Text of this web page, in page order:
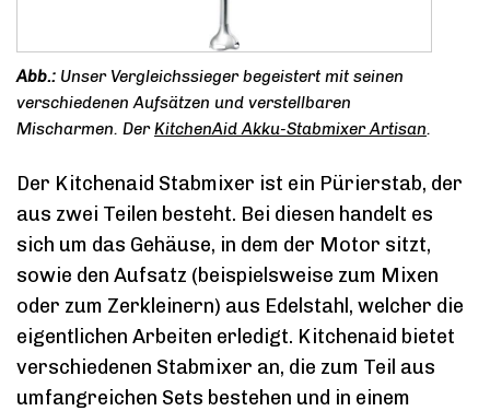
Unser Vergleichssieger begeistert mit seinen
verschiedenen Aufsätzen und verstellbaren
Mischarmen. DerKitchenAid Akku-Stabmixer Artisan.
Der Kitchenaid Stabmixer ist ein Pürierstab, der
aus zwei Teilen besteht. Bei diesen handelt es
sich um das Gehäuse, in dem der Motor sitzt,
sowie den Aufsatz (beispielsweise zum Mixen
oder zum Zerkleinern) aus Edelstahl, welcher die
eigentlichen Arbeiten erledigt. Kitchenaid bietet
verschiedenen Stabmixer an, die zum Teil aus
umfangreichen Sets bestehen und in einem